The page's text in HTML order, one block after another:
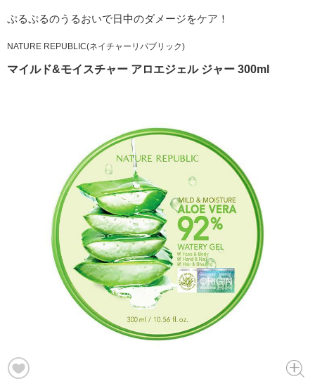
ぷるぷるのうるおいで日中のダメージをケア！
NATURE REPUBLIC(ネイチャーリパブリック)
マイルド&モイスチャー アロエジェル ジャー 300ml